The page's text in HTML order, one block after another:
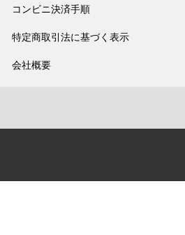
コンビニ決済手順
特定商取引法に基づく表示
会社概要